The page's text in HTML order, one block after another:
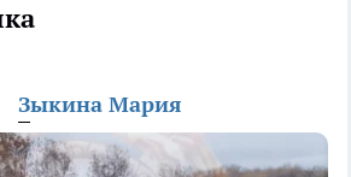
Зыкина Мария